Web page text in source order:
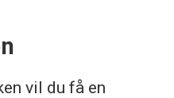
vil du få en